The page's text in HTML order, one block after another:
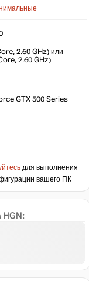
2.60 GHz) или
2.60 GHz)
GTX 500 Series
для выполнения
вашего ПК
HGN: